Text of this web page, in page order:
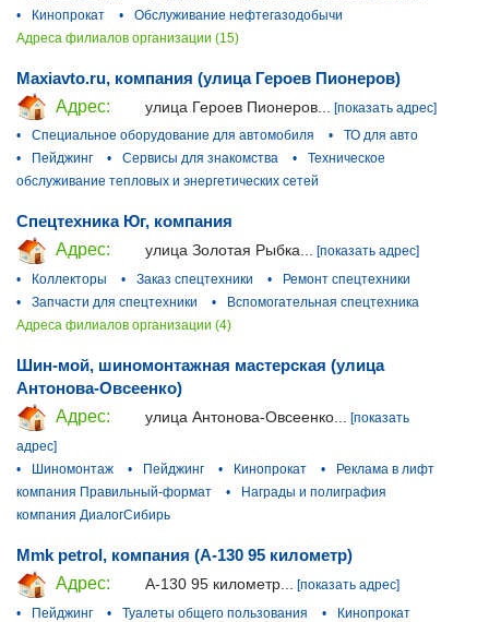
•
Кинопрокат •
Обслуживание нефтегазодобычи
Адреса филиалов организации (15)
Maxiavto.ru, компания (улица Героев Пионеров)
Адрес:
улица Героев Пионеров...
[показать адрес]
•
Специальное оборудование для автомобиля •
ТО для авто
•
Пейджинг • Сервисы для знакомства •
Техническое
обслуживание тепловых и энергетических сетей
Спецтехника Юг, компания
Адрес:
улица Золотая Рыбка... [показать адрес]
•
Коллекторы • Заказ спецтехники •
Ремонт спецтехники
•
Запчасти для спецтехники •
Вспомогательная спецтехника
Адреса филиалов организации (4)
Шин-мой, шиномонтажная мастерская (улица
Антонова-Овсеенко)
Адрес:
улица Антонова-Овсеенко...
[показать
адрес]
•
Шиномонтаж • Пейджинг • Кинопрокат •
Реклама в лифт
компания Правильный-формат
•
Награды и полиграфия
компания ДиалогСибирь
Mmk petrol, компания (А-130 95 километр)
Адрес:
А-130 95 километр...
[показать адрес]
•
Пейджинг • Туалеты общего пользования •
Кинопрокат